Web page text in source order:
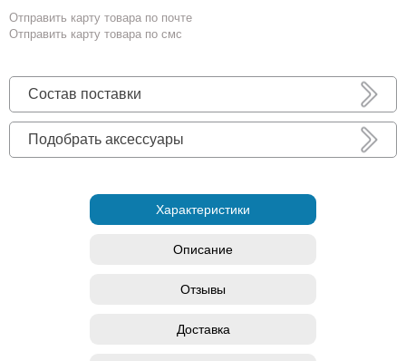
Отправить карту товара по почте
Отправить карту товара по смс
Состав поставки
Подобрать аксессуары
Характеристики
Описание
Отзывы
Доставка